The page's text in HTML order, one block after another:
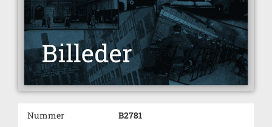
Nummer
B2781